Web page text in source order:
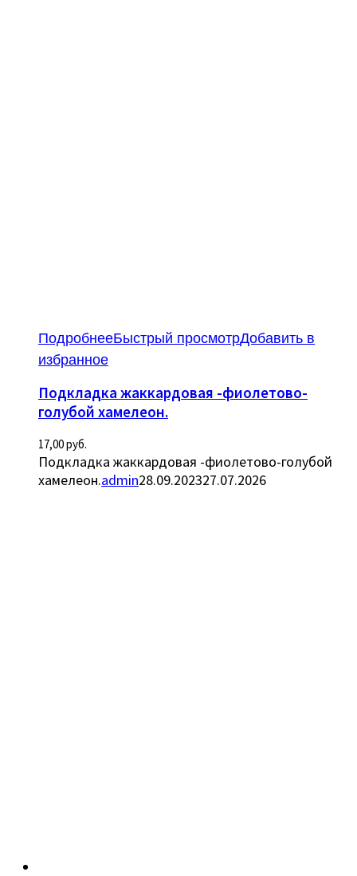
ПодробнееБыстрый просмотрДобавить в
избранное
Подкладка жаккардовая -фиолетово-
голубой хамелеон.
17,00руб.
Подкладка жаккардовая -фиолетово-голубой
хамелеон.admin28.09.202327.07.2026